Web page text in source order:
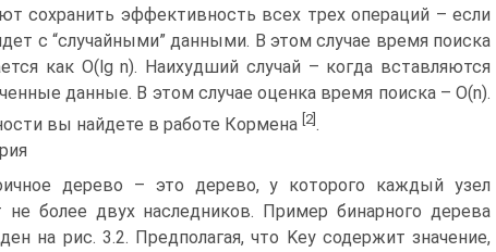
сохранить эффективность всех трех операций – если
с “случайными” данными. В этом случае время поиска
как O(lg n). Наихудший случай – когда вставляются
данные. В этом случае оценка время поиска – O(n).
вы найдете в работе Кормена [2].
дерево – это дерево, у которого каждый узел
не более двух наследников. Пример бинарного дерева
на рис. 3.2. Предполагая, что Key содержит значение,